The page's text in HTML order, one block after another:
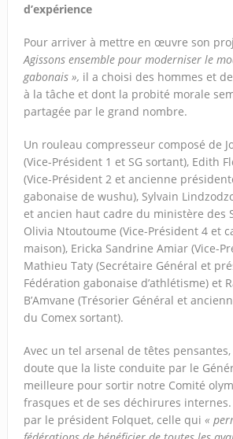
d’expérience
Pour arriver à mettre en œuvre son
Agissons ensemble pour moderniser le
gabonais », il a choisi des hommes et
à la tâche et dont la probité morale
partagée par le grand nombre.
Un rouleau compresseur composé de
(Vice-Président 1 et SG sortant), Edith
(Vice-Président 2 et ancienne
gabonaise de wushu), Sylvain
et ancien haut cadre du ministère des
Olivia Ntoutoume (Vice-Président 4 et
maison), Ericka Sandrine Amiar (Vice-
Mathieu Taty (Secrétaire Général et
Fédération gabonaise d’athlétisme) et
B’Amvane (Trésorier Général et
du Comex sortant).
Avec un tel arsenal de têtes pensantes,
doute que la liste conduite par le
meilleure pour sortir notre Comité
frasques et de ses déchirures
par le président Folquet, celle qui «